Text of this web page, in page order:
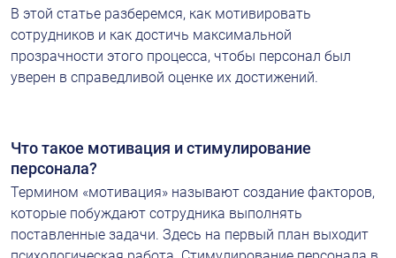
В этой статье разберемся, как мотивировать
сотрудников и как достичь максимальной
прозрачности этого процесса, чтобы персонал был
уверен в справедливой оценке их достижений.
Что такое мотивация и стимулирование
персонала?
Термином «мотивация» называют создание факторов,
которые побуждают сотрудника выполнять
поставленные задачи. Здесь на первый план выходит